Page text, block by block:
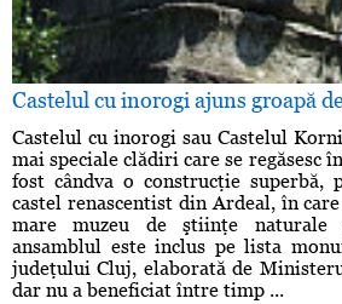
Castelul cu inorogi ajuns groapă
Castelul cu inorogi sau Castelul
mai speciale clădiri care se regăsesc
fost cândva o construcţie superbă,
castel renascentist din Ardeal, în
mare muzeu de ştiinţe naturale
ansamblul este inclus pe lista
judeţului Cluj, elaborată de
dar nu a beneficiat între timp ...